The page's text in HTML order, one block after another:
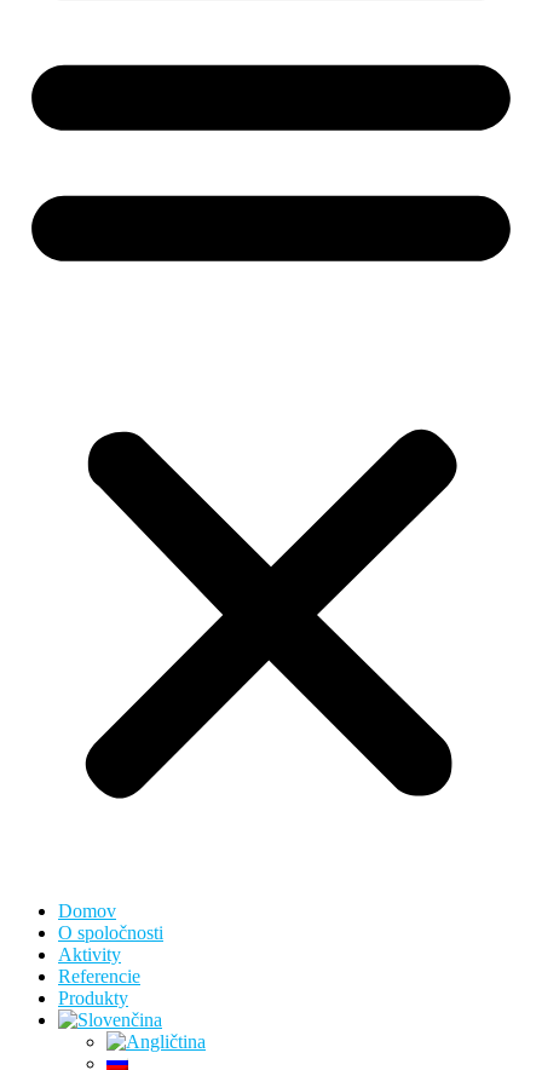
Domov
O spoločnosti
Aktivity
Referencie
Produkty